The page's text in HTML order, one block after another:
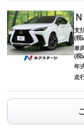
支
(税
車
(税
年
走